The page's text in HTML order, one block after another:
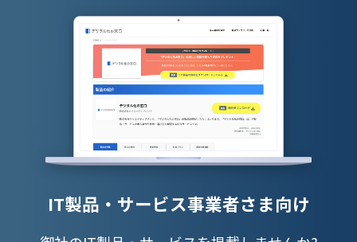
IT製品・サービス事業者さま向け